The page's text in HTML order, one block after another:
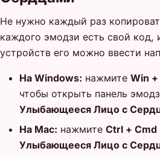
Не нужно каждый раз
каждого эмодзи есть свой код,
устройств его можно ввести
На Windows: нажмите Win +
чтобы открыть панель
Улыбающееся Лицо с
На Mac: нажмите Ctrl + Cmd
Улыбающееся Лицо с